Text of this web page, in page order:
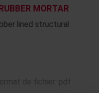
MORTAR
lined structural
de fichier: pdf